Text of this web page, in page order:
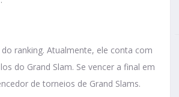
ranking. Atualmente, ele conta com
do Grand Slam. Se vencer a final em
de torneios de Grand Slams.